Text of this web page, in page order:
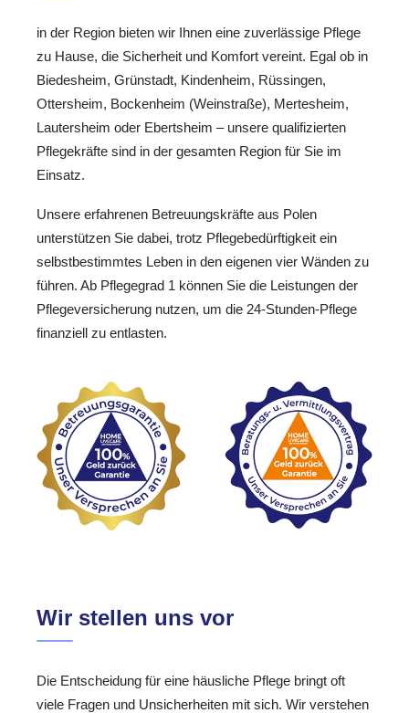
in der Region bieten wir Ihnen eine zuverlässige Pflege
zu Hause, die Sicherheit und Komfort vereint. Egal ob in
Biedesheim, Grünstadt, Kindenheim, Rüssingen,
Ottersheim, Bockenheim (Weinstraße), Mertesheim,
Lautersheim oder Ebertsheim – unsere qualifizierten
Pflegekräfte sind in der gesamten Region für Sie im
Einsatz.
Unsere erfahrenen Betreuungskräfte aus Polen
unterstützen Sie dabei, trotz Pflegebedürftigkeit ein
selbstbestimmtes Leben in den eigenen vier Wänden zu
führen. Ab Pflegegrad 1 können Sie die Leistungen der
Pflegeversicherung nutzen, um die 24-Stunden-Pflege
finanziell zu entlasten.
Wir stellen uns vor
Die Entscheidung für eine häusliche Pflege bringt oft
viele Fragen und Unsicherheiten mit sich. Wir verstehen